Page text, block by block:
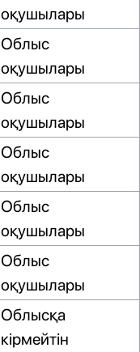
оқушылары
Облыс
оқушылары
Облыс
оқушылары
Облыс
оқушылары
Облыс
оқушылары
Облыс
оқушылары
Облысқа
кірмейтін